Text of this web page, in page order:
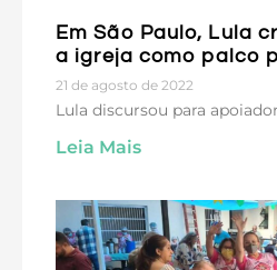
Em São Paulo, Lula
a igreja como palco
21 de agosto de 2022
Lula discursou para
Leia Mais